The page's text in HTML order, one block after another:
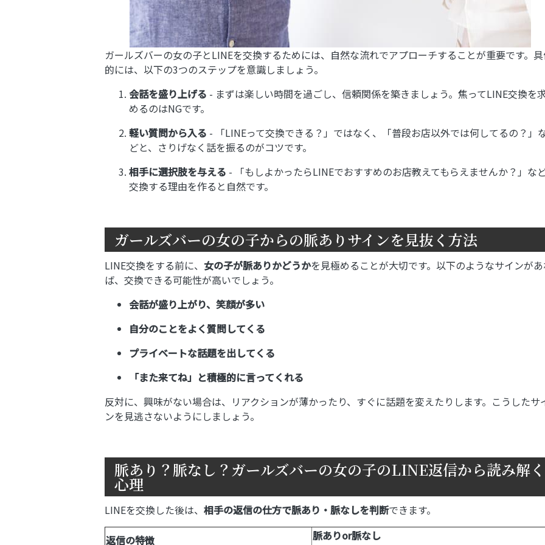
ガールズバーの女の子とLINEを交換するためには、自然な流れでアプローチすることが重要です。
的には、以下の3つのステップを意識しましょう。
会話を盛り上げる - まずは楽しい時間を過ごし、信頼関係を築きましょう。焦ってLINE交換を
めるのはNGです。
軽い質問から入る - 「LINEって交換できる？」ではなく、「普段お店以外では何してるの？」
どと、さりげなく話を振るのがコツです。
相手に選択肢を与える - 「もしよかったらLINEでおすすめのお店教えてもらえませんか？」など
交換する理由を作ると自然です。
ガールズバーの女の子からの脈ありサインを見抜く方法
LINE交換をする前に、 女の子が脈ありかどうかを見極めることが大切です。以下のようなサインが
ば、交換できる可能性が高いでしょう。
会話が盛り上がり、笑顔が多い
自分のことをよく質問してくる
プライベートな話題を出してくる
「また来てね」と積極的に言ってくれる
反対に、興味がない場合は、リアクションが薄かったり、すぐに話題を変えたりします。こうしたサ
ンを見逃さないようにしましょう。
脈あり？脈なし？ガールズバーの女の子のLINE返信から読み解く
心理
LINEを交換した後は、 相手の返信の仕方で脈あり・脈なしを判断できます。
返信の特徴 脈ありor脈なし